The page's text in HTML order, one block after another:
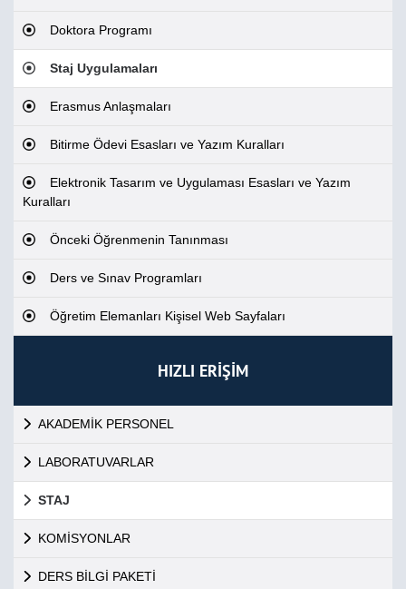
Doktora Programı
Staj Uygulamaları
Erasmus Anlaşmaları
Bitirme Ödevi Esasları ve Yazım Kuralları
Elektronik Tasarım ve Uygulaması Esasları ve Yazım
Kuralları
Önceki Öğrenmenin Tanınması
Ders ve Sınav Programları
Öğretim Elemanları Kişisel Web Sayfaları
HIZLI ERİŞİM
AKADEMİK PERSONEL
LABORATUVARLAR
STAJ
KOMİSYONLAR
DERS BİLGİ PAKETİ